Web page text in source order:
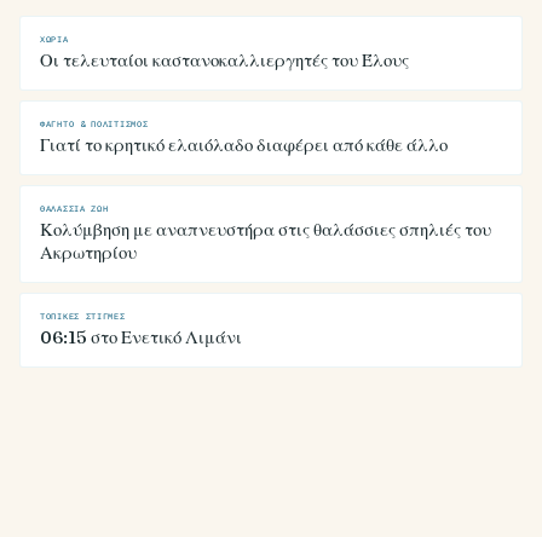
ΧΩΡΙΆ
Οι τελευταίοι καστανοκαλλιεργητές του Έλους
ΦΑΓΗΤΌ & ΠΟΛΙΤΙΣΜΌΣ
Γιατί το κρητικό ελαιόλαδο διαφέρει από κάθε άλλο
ΘΑΛΆΣΣΙΑ ΖΩΉ
Κολύμβηση με αναπνευστήρα στις θαλάσσιες σπηλιές του
Ακρωτηρίου
ΤΟΠΙΚΈΣ ΣΤΙΓΜΈΣ
06:15 στο Ενετικό Λιμάνι